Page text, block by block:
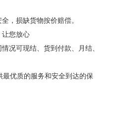
，损缺货物按价赔偿。
您放心
况可现结、货到付款、月结、
优质的服务和安全到达的保